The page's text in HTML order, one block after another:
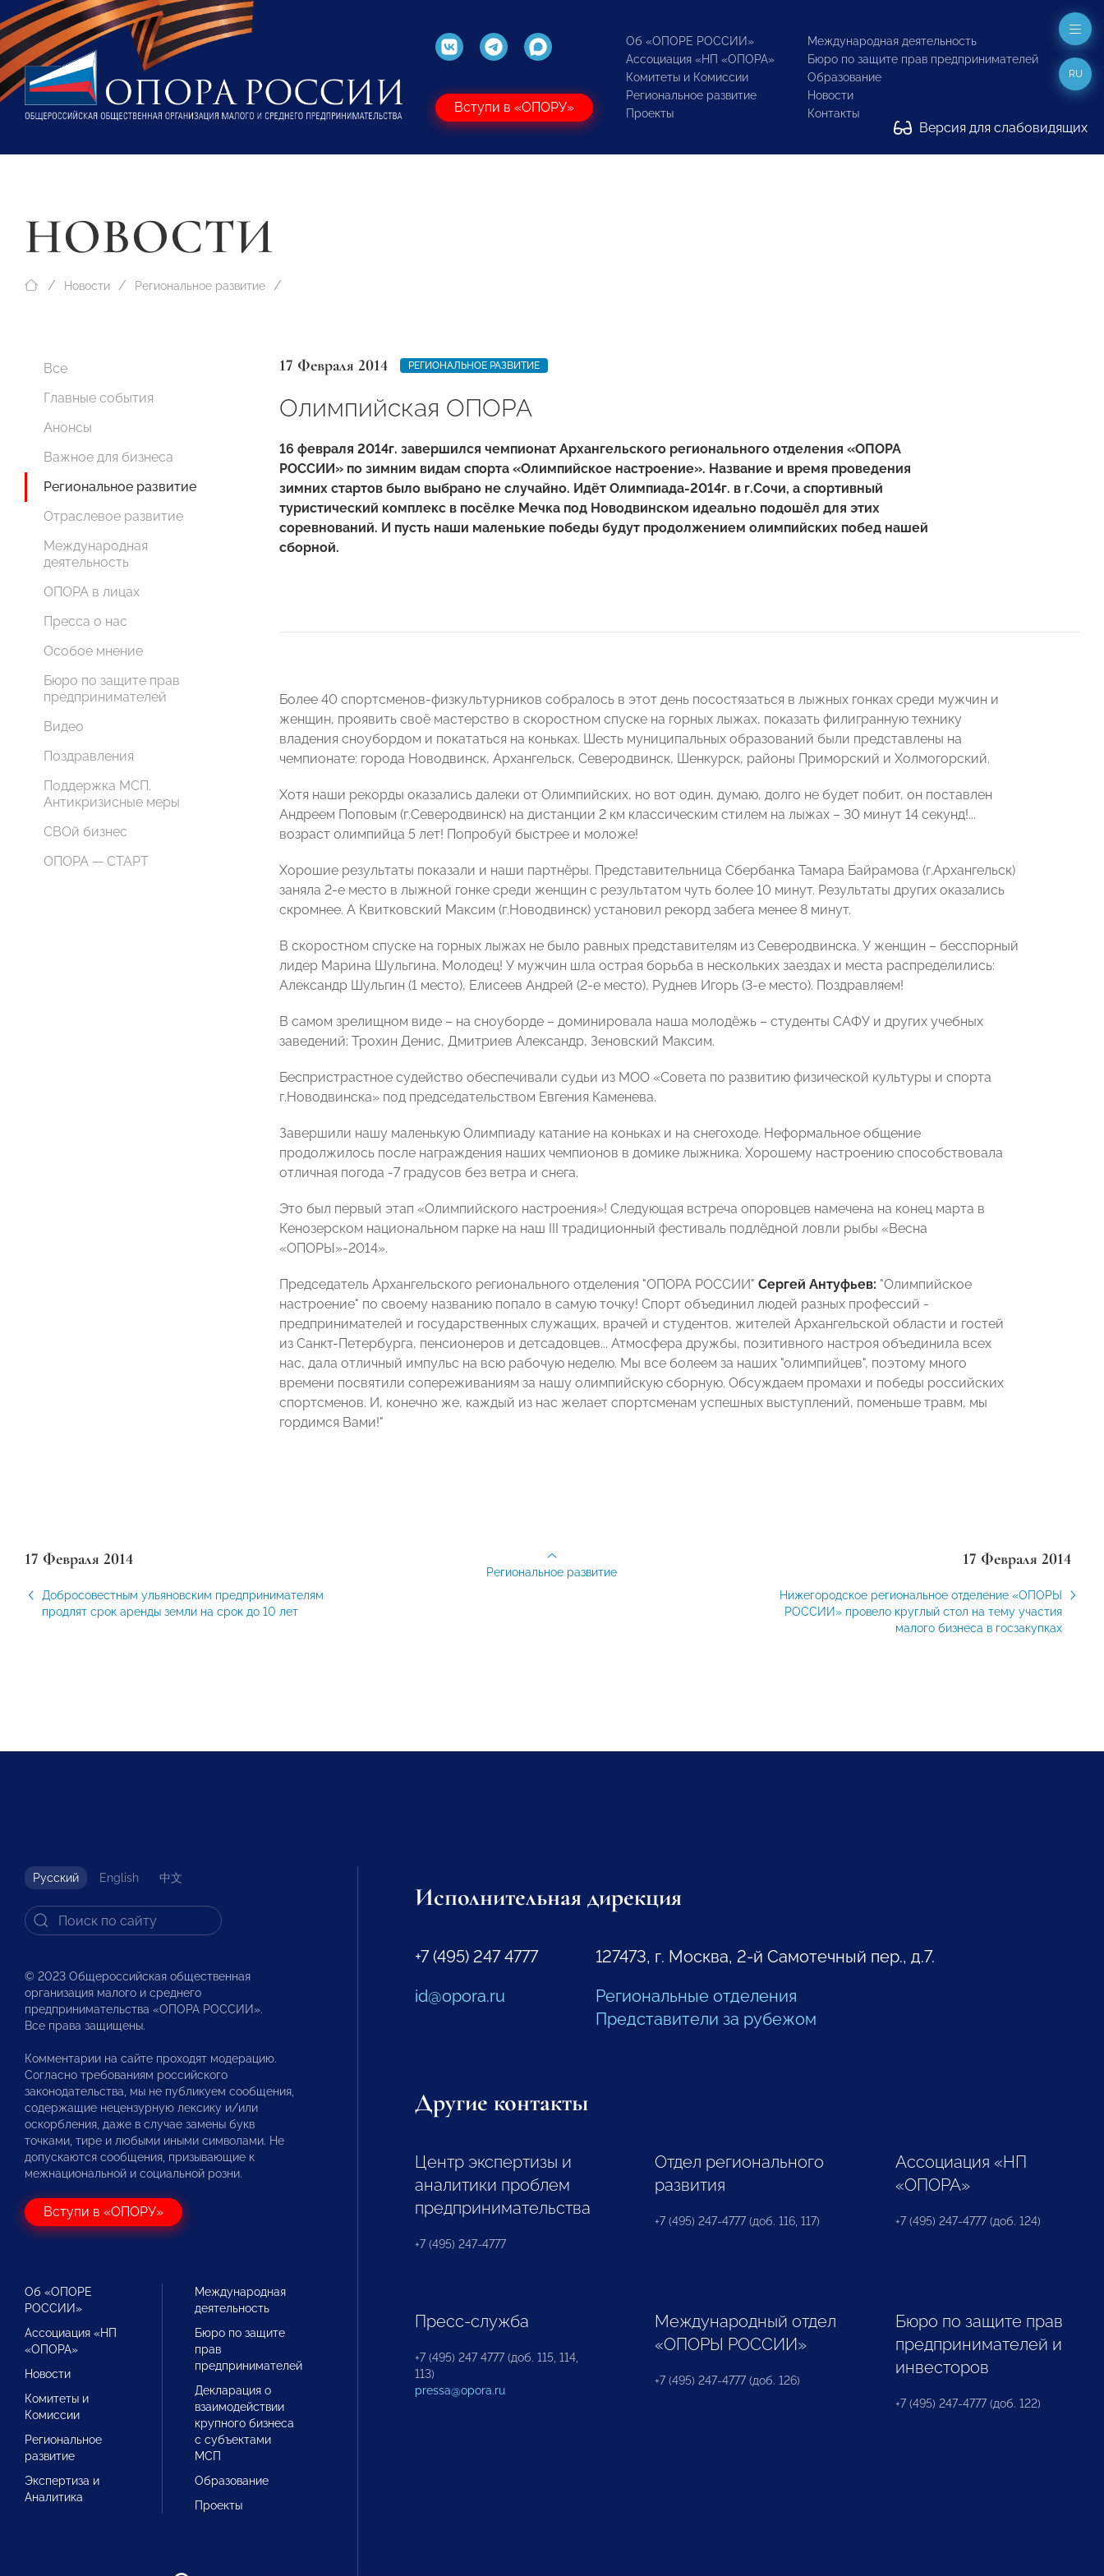
Вступи в «ОПОРУ»
Об «ОПОРЕ РОССИИ»
Ассоциация «НП «ОПОРА»
Комитеты и Комиссии
Региональное развитие
Проекты
Международная деятельность
Бюро по защите прав предпринимателей
Образование
Новости
Контакты
Версия для слабовидящих
RU
НОВОСТИ
Новости Региональное развитие
Все
Главные события
Анонсы
Важное для бизнеса
Региональное развитие
Отраслевое развитие
Международная
деятельность
ОПОРА в лицах
Пресса о нас
Особое мнение
Бюро по защите прав
предпринимателей
Видео
Поздравления
Поддержка МСП.
Антикризисные меры
СВОй бизнес
ОПОРА — СТАРТ
17 Февраля 2014 РЕГИОНАЛЬНОЕ РАЗВИТИЕ
Олимпийская ОПОРА
16 февраля 2014г. завершился чемпионат Архангельского регионального отделения «ОПОРА
РОССИИ» по зимним видам спорта «Олимпийское настроение». Название и время проведения
зимних стартов было выбрано не случайно. Идёт Олимпиада-2014г. в г.Сочи, а спортивный
туристический комплекс в посёлке Мечка под Новодвинском идеально подошёл для этих
соревнований. И пусть наши маленькие победы будут продолжением олимпийских побед нашей
сборной.
Более 40 спортсменов-физкультурников собралось в этот день посостязаться в лыжных гонках среди мужчин и
женщин, проявить своё мастерство в скоростном спуске на горных лыжах, показать филигранную технику
владения сноубордом и покататься на коньках. Шесть муниципальных образований были представлены на
чемпионате: города Новодвинск, Архангельск, Северодвинск, Шенкурск, районы Приморский и Холмогорский.
Хотя наши рекорды оказались далеки от Олимпийских, но вот один, думаю, долго не будет побит, он поставлен
Андреем Поповым (г.Северодвинск) на дистанции 2 км классическим стилем на лыжах – 30 минут 14 секунд!...
возраст олимпийца 5 лет! Попробуй быстрее и моложе!
Хорошие результаты показали и наши партнёры. Представительница Сбербанка Тамара Байрамова (г.Архангельск)
заняла 2-е место в лыжной гонке среди женщин с результатом чуть более 10 минут. Результаты других оказались
скромнее. А Квитковский Максим (г.Новодвинск) установил рекорд забега менее 8 минут.
В скоростном спуске на горных лыжах не было равных представителям из Северодвинска. У женщин – бесспорный
лидер Марина Шульгина. Молодец! У мужчин шла острая борьба в нескольких заездах и места распределились:
Александр Шульгин (1 место), Елисеев Андрей (2-е место), Руднев Игорь (3-е место). Поздравляем!
В самом зрелищном виде – на сноуборде – доминировала наша молодёжь – студенты САФУ и других учебных
заведений: Трохин Денис, Дмитриев Александр, Зеновский Максим.
Беспристрастное судейство обеспечивали судьи из МОО «Совета по развитию физической культуры и спорта
г.Новодвинска» под председательством Евгения Каменева.
Завершили нашу маленькую Олимпиаду катание на коньках и на снегоходе. Неформальное общение
продолжилось после награждения наших чемпионов в домике лыжника. Хорошему настроению способствовала
отличная погода -7 градусов без ветра и снега.
Это был первый этап «Олимпийского настроения»! Следующая встреча опоровцев намечена на конец марта в
Кенозерском национальном парке на наш III традиционный фестиваль подлёдной ловли рыбы «Весна
«ОПОРЫ»-2014».
Председатель Архангельского регионального отделения "ОПОРА РОССИИ" Сергей Антуфьев: "Олимпийское
настроение" по своему названию попало в самую точку! Спорт объединил людей разных профессий -
предпринимателей и государственных служащих, врачей и студентов, жителей Архангельской области и гостей
из Санкт-Петербурга, пенсионеров и детсадовцев... Атмосфера дружбы, позитивного настроя объединила всех
нас, дала отличный импульс на всю рабочую неделю. Мы все болеем за наших "олимпийцев", поэтому много
времени посвятили сопереживаниям за нашу олимпийскую сборную. Обсуждаем промахи и победы российских
спортсменов. И, конечно же, каждый из нас желает спортсменам успешных выступлений, поменьше травм, мы
гордимся Вами!"
17 Февраля 2014
Добросовестным ульяновским предпринимателям
продлят срок аренды земли на срок до 10 лет
17 Февраля 2014
Нижегородское региональное отделение «ОПОРЫ
РОССИИ» провело круглый стол на тему участия
малого бизнеса в госзакупках
Региональное развитие
Русский English 中文
© 2023 Общероссийская общественная
организация малого и среднего
предпринимательства «ОПОРА РОССИИ».
Все права защищены.
Комментарии на сайте проходят модерацию.
Согласно требованиям российского
законодательства, мы не публикуем сообщения,
содержащие нецензурную лексику и/или
оскорбления, даже в случае замены букв
точками, тире и любыми иными символами. Не
допускаются сообщения, призывающие к
межнациональной и социальной розни.
Вступи в «ОПОРУ»
Об «ОПОРЕ
РОССИИ»
Ассоциация «НП
«ОПОРА»
Новости
Комитеты и
Комиссии
Региональное
развитие
Экспертиза и
Аналитика
Международная
деятельность
Бюро по защите
прав
предпринимателей
Декларация о
взаимодействии
крупного бизнеса
с субъектами
МСП
Образование
Проекты
Исполнительная дирекция
+7 (495) 247 4777
id@opora.ru
127473, г. Москва, 2-й Самотечный пер., д.7.
Региональные отделения
Представители за рубежом
Другие контакты
Центр экспертизы и
аналитики проблем
предпринимательства
+7 (495) 247-4777
Отдел регионального
развития
+7 (495) 247-4777 (доб. 116, 117)
Ассоциация «НП
«ОПОРА»
+7 (495) 247-4777 (доб. 124)
Пресс-служба
+7 (495) 247 4777 (доб. 115, 114,
113)
pressa@opora.ru
Международный отдел
«ОПОРЫ РОССИИ»
+7 (495) 247-4777 (доб. 126)
Бюро по защите прав
предпринимателей и
инвесторов
+7 (495) 247-4777 (доб. 122)